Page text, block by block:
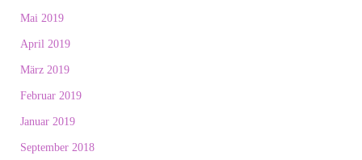
Mai 2019
April 2019
März 2019
Februar 2019
Januar 2019
September 2018